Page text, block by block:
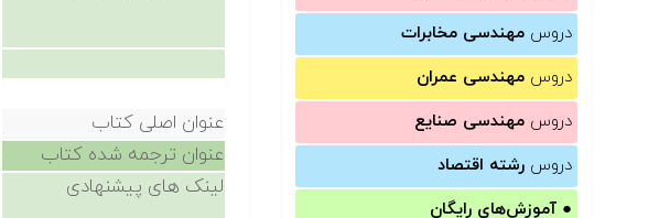
دروس مهندسی مخابرات
دروس مهندسی عمران
دروس مهندسی صنایع
دروس رشته اقتصاد
● آموزش‌های رایگان
عنوان اصلی کتاب
عنوان ترجمه شده کتاب
لینک های پیشنهادی